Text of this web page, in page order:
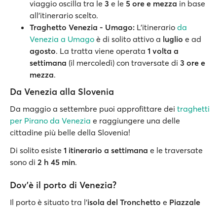
viaggio oscilla tra le 3 e le 5 ore e mezza in base
all’itinerario scelto.
Traghetto Venezia - Umago: L'itinerario da
Venezia a Umago è di solito attivo a luglio e ad
agosto. La tratta viene operata 1 volta a
settimana (il mercoledì) con traversate di 3 ore e
mezza.
Da Venezia alla Slovenia
Da maggio a settembre puoi approfittare dei traghetti
per Pirano da Venezia e raggiungere una delle
cittadine più belle della Slovenia!
Di solito esiste 1 itinerario a settimana e le traversate
sono di 2 h 45 min.
Dov’è il porto di Venezia?
Il porto è situato tra l’isola del Tronchetto e Piazzale